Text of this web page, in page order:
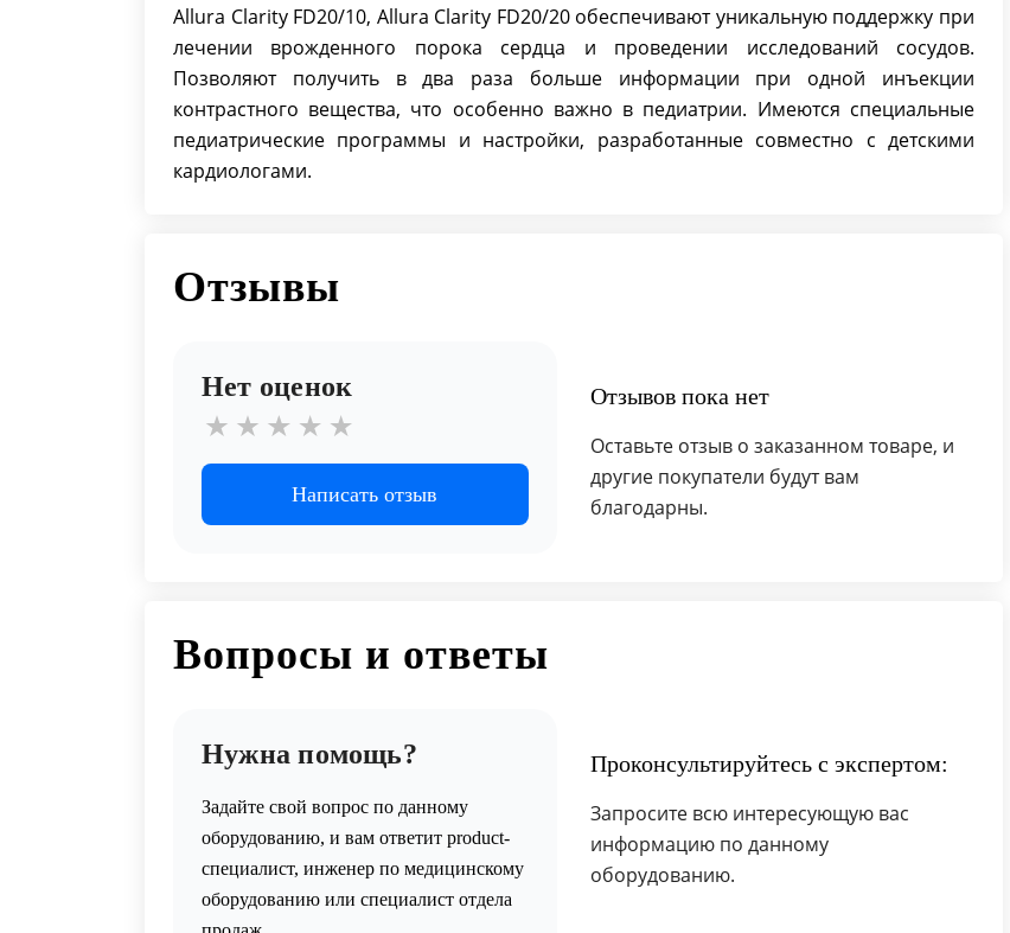
Allura Clarity FD20/10, Allura Clarity FD20/20 обеспечивают уникальную поддержку при
лечении врожденного порока сердца и проведении исследований сосудов.
Позволяют получить в два раза больше информации при одной инъекции
контрастного вещества, что особенно важно в педиатрии. Имеются специальные
педиатрические программы и настройки, разработанные совместно с детскими
кардиологами.
Отзывы
Нет оценок
Написать отзыв
Отзывов пока нет
Оставьте отзыв о заказанном товаре, и
другие покупатели будут вам
благодарны.
Вопросы и ответы
Нужна помощь?
Задайте свой вопрос по данному
оборудованию, и вам ответит product-
специалист, инженер по медицинскому
оборудованию или специалист отдела
Проконсультируйтесь с экспертом:
Запросите всю интересующую вас
информацию по данному
оборудованию.